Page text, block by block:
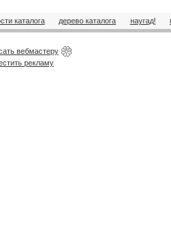
каталога дерево каталога наугад!
вебмастеру
рекламу